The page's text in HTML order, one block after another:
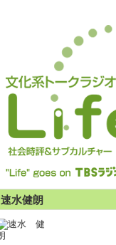
速水健朗